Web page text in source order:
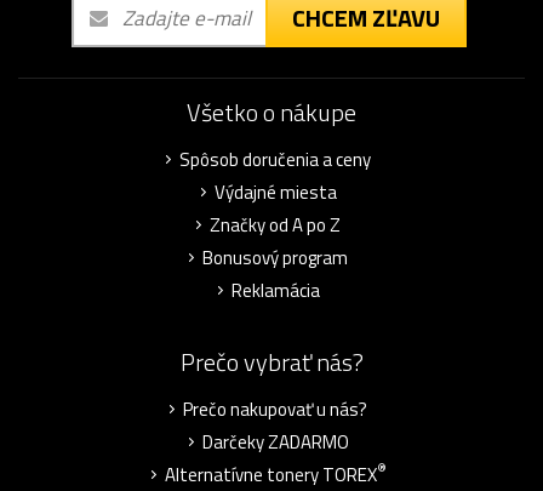
CHCEM ZĽAVU
Všetko o nákupe
Spôsob doručenia a ceny
Výdajné miesta
Značky od A po Z
Bonusový program
Reklamácia
Prečo vybrať nás?
Prečo nakupovať u nás?
Darčeky ZADARMO
Alternatívne tonery TOREX®